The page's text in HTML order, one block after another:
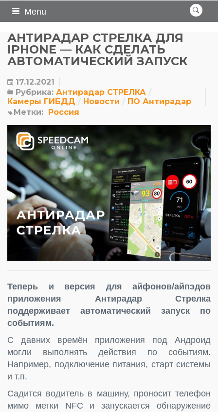
Menu
АНТИРАДАР СТРЕЛКА ДЛЯ
IPHONE — КАК СДЕЛАТЬ
АВТОМАТИЧЕСКИЙ ЗАПУСК
17.12.2021
Рубрика: Антирадар СТРЕЛКА
Камеры ГИБДД
Новости
ПО Антирадар
Метки: Россия
Теперь и версия для айфонов/айпэдов
приложения Антирадар Стрелка
поддерживает автоматический запуск по
событиям.
С давних времён приложения под Андроид
могли выполнять действия по событиям.
Например, подключение питания, старт системы
и т.п.
Садится водитель в машину, проносит телефон
мимо метки NFC и запускается обнаружение